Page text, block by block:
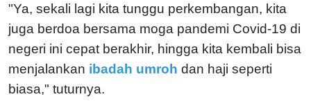
"Ya, sekali lagi kita tunggu perkembangan, kita
juga berdoa bersama moga pandemi Covid-19 di
negeri ini cepat berakhir, hingga kita kembali bisa
menjalankan ibadah umroh dan haji seperti
biasa," tuturnya.